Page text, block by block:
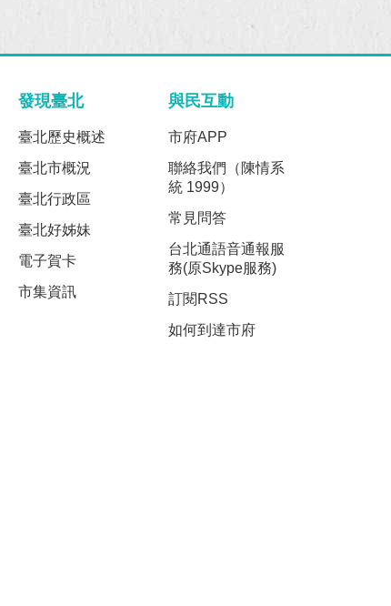
發現臺北
臺北歷史概述
臺北市概況
臺北行政區
臺北好姊妹
電子賀卡
市集資訊
與民互動
市府APP
聯絡我們（陳情系
統 1999）
常見問答
台北通語音通報服
務(原Skype服務)
訂閱RSS
如何到達市府